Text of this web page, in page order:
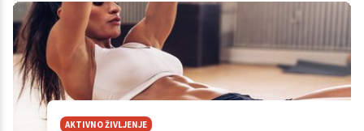
AKTIVNO ŽIVLJENJE